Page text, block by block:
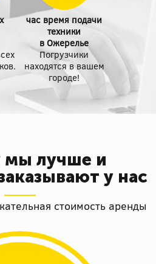
час время подачи
техники
в Ожерелье
Погрузчики
находятся в вашем
городе!
мы лучше и
у нас
стоимость аренды